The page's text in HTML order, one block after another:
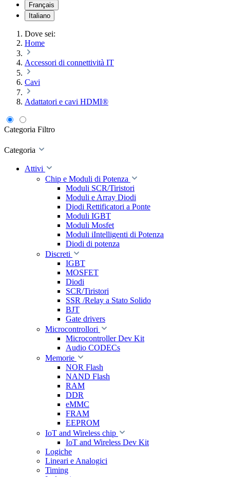
Français
Italiano
Dove sei:
Home
Accessori di connettività IT
Cavi
Adattatori e cavi HDMI®
Categoria Filtro
Categoria
Attivi
Chip e Moduli di Potenza
Moduli SCR/Tiristori
Moduli e Array Diodi
Diodi Rettificatori a Ponte
Moduli IGBT
Moduli Mosfet
Moduli iIntelligenti di Potenza
Diodi di potenza
Discreti
IGBT
MOSFET
Diodi
SCR/Tiristori
SSR /Relay a Stato Solido
BJT
Gate drivers
Microcontrollori
Microcontroller Dev Kit
Audio CODECs
Memorie
NOR Flash
NAND Flash
RAM
DDR
eMMC
FRAM
EEPROM
IoT and Wireless chip
IoT and Wireless Dev Kit
Logiche
Lineari e Analogici
Timing